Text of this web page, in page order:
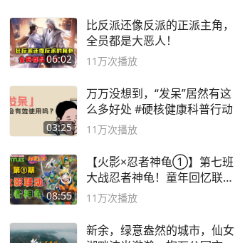
06:02
比反派还像反派的正派主角，
全员都是大恶人！
11万次播放
03:25
万万没想到，“发呆”居然有这
么多好处 #硬核健康科普行动
11万次播放
08:55
【火影×忍者神龟①】第七班
大战忍者神龟！童年回忆联动
论武？
11万次播放
新余，绿意盎然的城市，仙女